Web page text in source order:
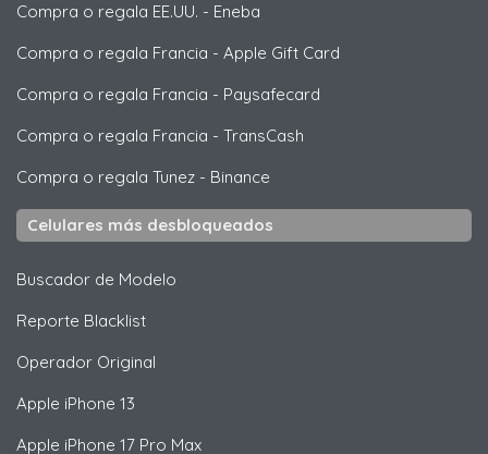
Compra o regala EE.UU. - Eneba
Compra o regala Francia - Apple Gift Card
Compra o regala Francia - Paysafecard
Compra o regala Francia - TransCash
Compra o regala Tunez - Binance
Celulares más desbloqueados
Buscador de Modelo
Reporte Blacklist
Operador Original
Apple iPhone 13
Apple iPhone 17 Pro Max